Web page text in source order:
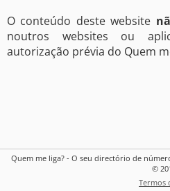
O conteúdo deste website
noutros websites ou
autorização prévia do Quem
Quem me liga? - O seu directório de
©
Termos